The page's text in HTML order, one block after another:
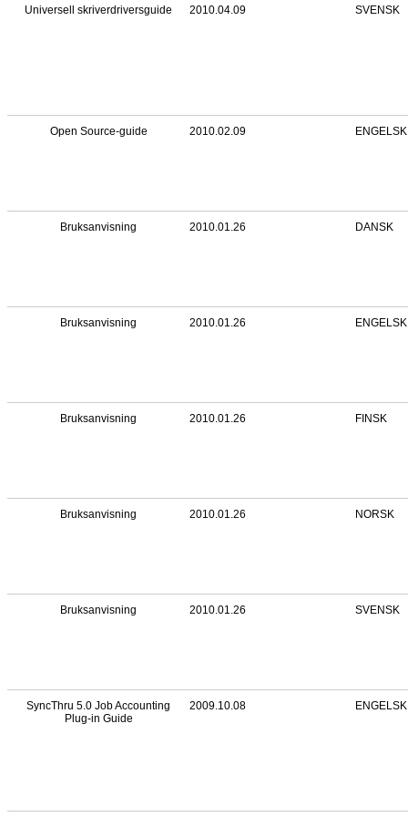
Universell skriverdriversguide 2010.04.09 SVENSK
Open Source-guide 2010.02.09 ENGELSK
Bruksanvisning 2010.01.26 DANSK
Bruksanvisning 2010.01.26 ENGELSK
Bruksanvisning 2010.01.26 FINSK
Bruksanvisning 2010.01.26 NORSK
Bruksanvisning 2010.01.26 SVENSK
SyncThru 5.0 Job Accounting
Plug-in Guide
2009.10.08 ENGELSK